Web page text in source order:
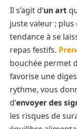
Il s’agit d’un art
juste valeur ; plus
tendance à se
repas festifs.
bouchée permet
favorise une
rythme, vous
d’envoyer des
les risques de